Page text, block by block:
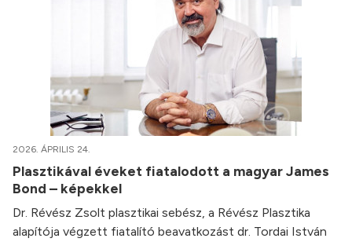
2026. ÁPRILIS 24.
Plasztikával éveket fiatalodott a magyar James
Bond – képekkel
Dr. Révész Zsolt plasztikai sebész, a Révész Plasztika
alapítója végzett fiatalító beavatkozást dr. Tordai István